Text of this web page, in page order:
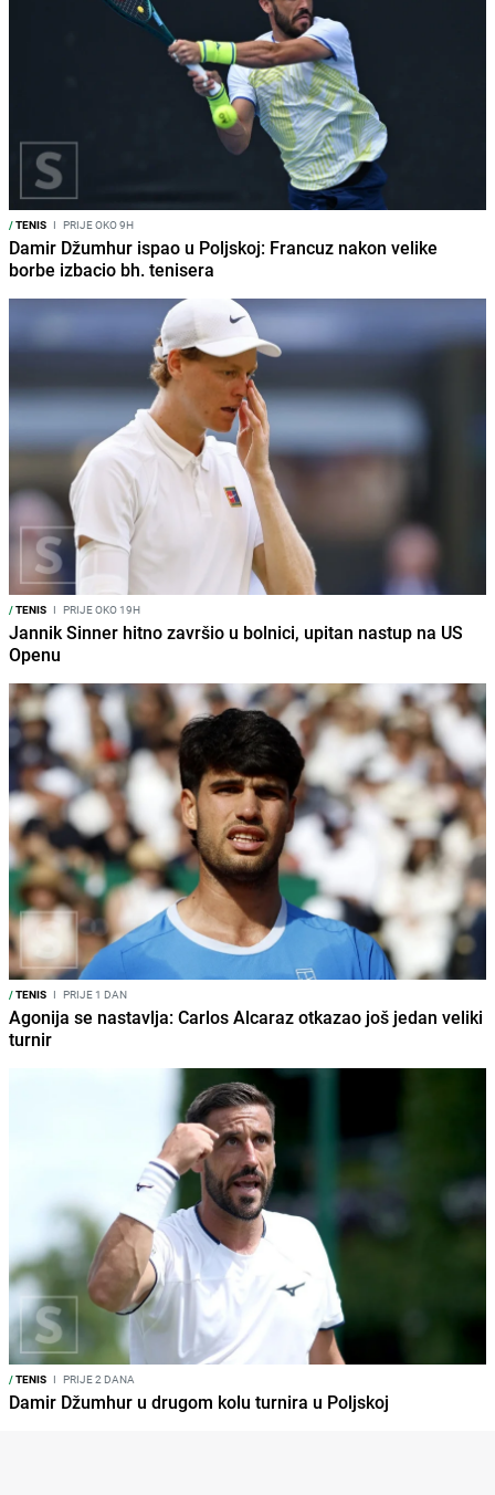
/TENIS I PRIJE OKO 9H
Damir Džumhur ispao u Poljskoj: Francuz nakon velike
borbe izbacio bh. tenisera
/TENIS I PRIJE OKO 19H
Jannik Sinner hitno završio u bolnici, upitan nastup na US
Openu
/TENIS I PRIJE 1 DAN
Agonija se nastavlja: Carlos Alcaraz otkazao još jedan veliki
turnir
/TENIS I PRIJE 2 DANA
Damir Džumhur u drugom kolu turnira u Poljskoj